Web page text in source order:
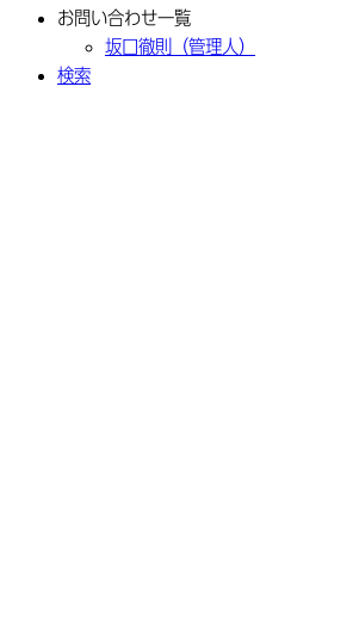
お問い合わせ一覧
坂口徹則（管理人）
検索